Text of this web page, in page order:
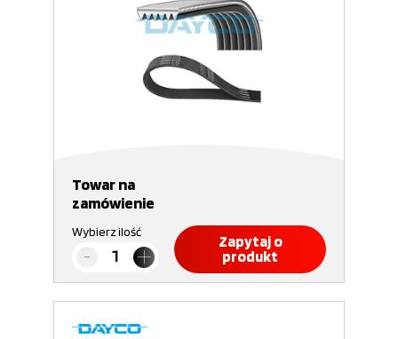
Towar na
zamówienie
Wybierz ilość
Zapytaj o
produkt